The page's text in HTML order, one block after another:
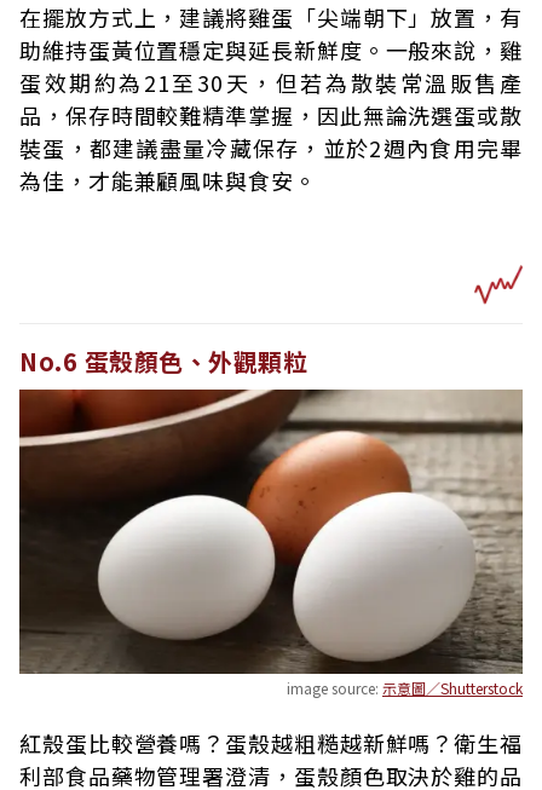
在擺放方式上，建議將雞蛋「尖端朝下」放置，有
助維持蛋黃位置穩定與延長新鮮度。一般來說，雞
蛋效期約為21至30天，但若為散裝常溫販售產
品，保存時間較難精準掌握，因此無論洗選蛋或散
裝蛋，都建議盡量冷藏保存，並於2週內食用完畢
為佳，才能兼顧風味與食安。
No.6 蛋殼顏色、外觀顆粒
image source: 示意圖／Shutterstock
紅殼蛋比較營養嗎？蛋殼越粗糙越新鮮嗎？衛生福
利部食品藥物管理署澄清，蛋殼顏色取決於雞的品